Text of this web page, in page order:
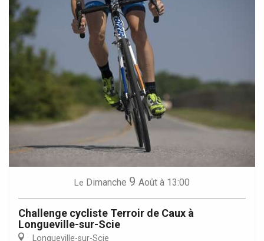
Le Dimanche 9 Août à 13:00
Challenge cycliste Terroir de Caux à
Longueville-sur-Scie
Longueville-sur-Scie